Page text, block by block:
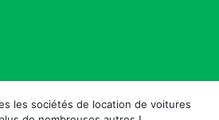
les sociétés de location de voitures